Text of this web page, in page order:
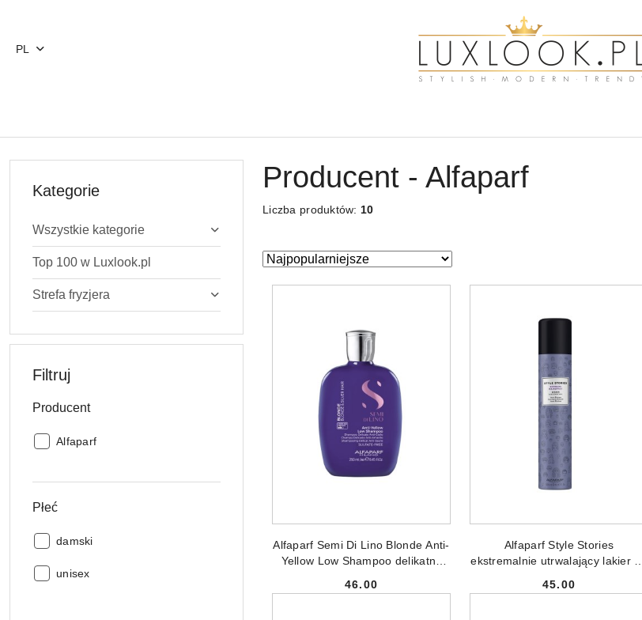
PL
Kategorie
Wszystkie kategorie
Top 100 w Luxlook.pl
Strefa fryzjera
Filtruj
Producent
Producent:
Alfaparf
Płeć
Płeć:
damski
Płeć:
unisex
Producent - Alfaparf
Liczba produktów: 10
Zastosowano
Sortuj
Alfaparf Semi Di Lino Blonde Anti-
Yellow Low Shampoo delikatny
rozjaśnianych 250ml
Cena:
46.00
Alfaparf Style Stories
ekstremalnie utrwalający lakier do
Cena:
45.00